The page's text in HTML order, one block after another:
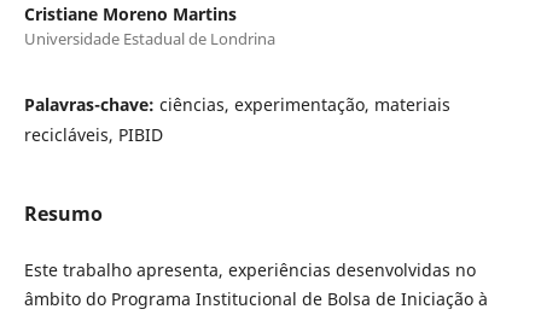
Cristiane Moreno Martins
Universidade Estadual de Londrina
Palavras-chave: ciências, experimentação, materiais
recicláveis, PIBID
Resumo
Este trabalho apresenta, experiências desenvolvidas no
âmbito do Programa Institucional de Bolsa de Iniciação à